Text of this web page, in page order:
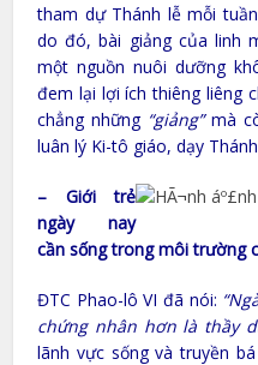
tham dự Thánh lễ mỗi
do đó, bài giảng của linh
một nguồn nuôi dưỡng
đem lại lợi ích thiêng liêng
chẳng những “giảng” mà
luân lý Ki-tô giáo, dạy
– Giới trẻ
ngày nay
cần sống trong môi trường
ĐTC Phao-lô VI đã nói:
chứng nhân hơn là thầy
lãnh vực sống và truyền